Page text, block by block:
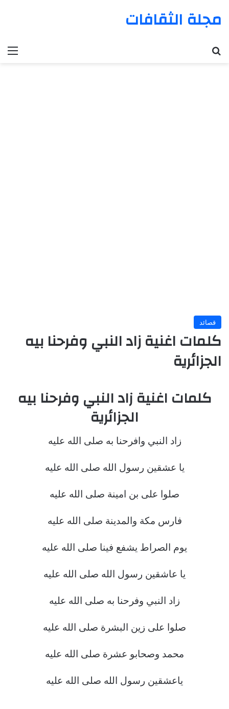
مجلة الثقافات
قصائد
كلمات اغنية زاد النبي وفرحنا بيه
الجزائرية
كلمات اغنية زاد النبي وفرحنا بيه
الجزائرية
زاد النبي وافرحنا به صلى الله عليه
يا عشقين رسول الله صلى الله عليه
صلوا على بن امينة صلى الله عليه
فارس مكة والمدينة صلى الله عليه
يوم الصراط يشفع فينا صلى الله عليه
يا عاشقين رسول الله صلى الله عليه
زاد النبي وفرحنا به صلى الله عليه
صلوا على زين البشرة صلى الله عليه
محمد وصحابو عشرة صلى الله عليه
ياعشقين رسول الله صلى الله عليه